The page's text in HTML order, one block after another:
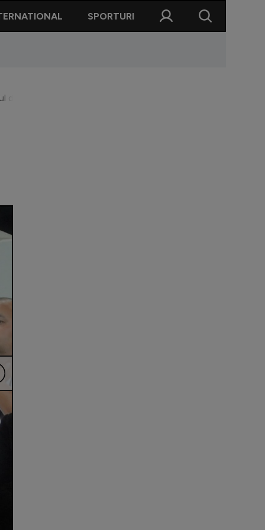
SPORTURI
acționarii Lukoil”. Răspunsul ”Regelui”